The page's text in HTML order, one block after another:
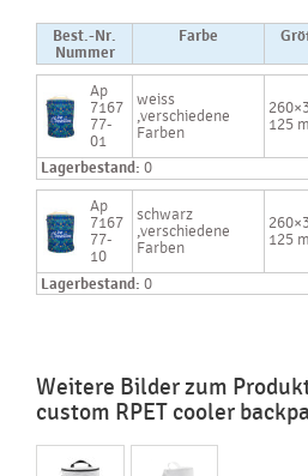
Best.-Nr.
Nummer
Farbe
Ap
7167
77-
01
weiss
,verschiedene
Farben
125
Lagerbestand: 0
Ap
7167
77-
10
schwarz
,verschiedene
Farben
125
Lagerbestand: 0
Weitere Bilder zum
custom RPET cooler